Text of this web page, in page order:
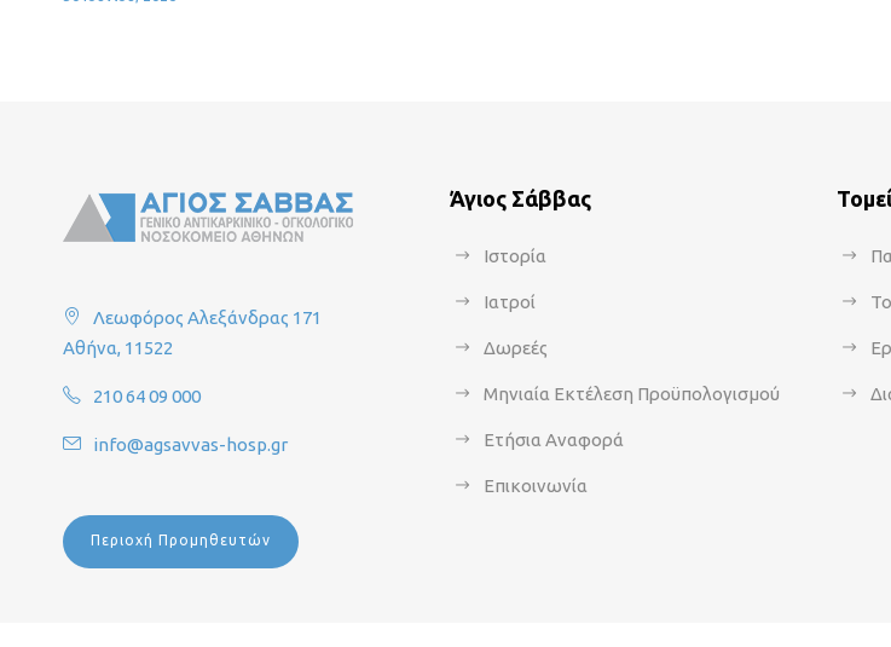
Λεωφόρος Αλεξάνδρας 171
Αθήνα, 11522
210 64 09 000
info@agsavvas-hosp.gr
Περιοχή Προμηθευτών
Άγιος Σάββας
Ιστορία
Ιατροί
Δωρεές
Μηνιαία Εκτέλεση Προϋπολογισμού
Ετήσια Αναφορά
Επικοινωνία